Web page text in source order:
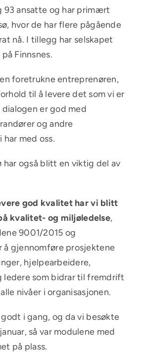
93 ansatte og har primært
, hvor de har flere pågående
nå. I tillegg har selskapet
Finnsnes.
foretrukne entreprenøren,
til å levere det som vi er
er god med
og andre
med oss.
har også blitt en viktig del av
god kvalitet har vi blitt
kvalitet- og miljøledelse,
9001/2015 og
å gjennomføre prosjektene
hjelpearbeidere,
ledere som bidrar til fremdrift
nivåer i organisasjonen.
i gang, og da vi besøkte
så var modulene med
på plass.